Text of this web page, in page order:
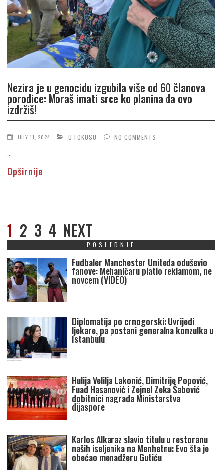
Nezira je u genocidu izgubila više od 60 članova
porodice: Moraš imati srce ko planina da ovo
izdržiš!
JULY 11, 2024 U FOKUSU NO COMMENTS
...
Opširnije
1 2 3 4 NEXT
POSLEDNJE
Fudbaler Manchester Uniteda oduševio
fanove: Mehaničaru platio reklamom, ne
novcem (VIDEO)
Diplomatija po crnogorski: Uvrijedi
ljekare, pa postani generalna konzulka u
Istanbulu
Hulija Velilja Lakonić, Dimitrije Popović,
Fuad Hasanović i Zejnel Zeka Šabović
dobitnici nagrada Ministarstva
dijaspore
Karlos Alkaraz slavio titulu u restoranu
naših iseljenika na Menhetnu: Evo šta je
obećao menadžeru Gutiću